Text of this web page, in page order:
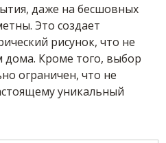
даже на бесшовных
Это создает
рисунок, что не
дома. Кроме того, выбор
ограничен, что не
уникальный